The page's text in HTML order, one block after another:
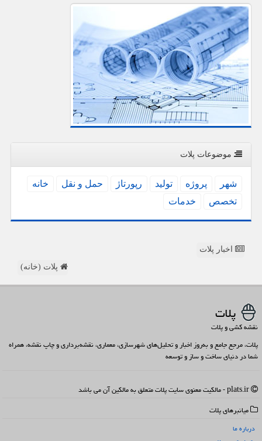
موضوعات پلات
شهر پروژه تولید رپورتاژ حمل و نقل
خانه
تخصص
خدمات
اخبار پلات
پلات (خانه)
پلات
نقشه کشی و پلات
پلات، مرجع جامع و به‌روز اخبار و تحلیل‌های شهرسازی، معماری، نقشه‌برداری و چاپ نقشه، همراه
شما در دنیای ساخت و ساز و توسعه
میانبرهای پلات
درباره ما